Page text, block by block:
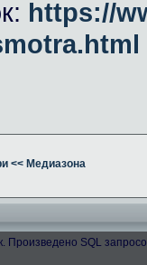
https://
<< Медиазона
Произведено SQL